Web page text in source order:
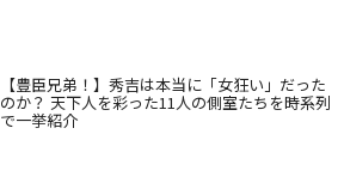
【豊臣兄弟！】秀吉は本当に「女狂い」だった
のか？ 天下人を彩った11人の側室たちを時系列
で一挙紹介